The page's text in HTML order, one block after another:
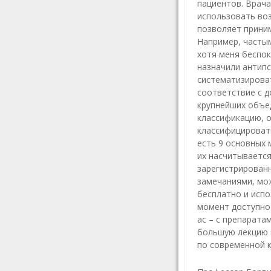
пациентов.
использовать
позволяет
Например,
хотя меня
назначили
соответствие с
крупнейших
классификацию,
есть 9 основных
их
замечаниями,
бесплатно и
момент
ac – с
большую лекцию
по современной